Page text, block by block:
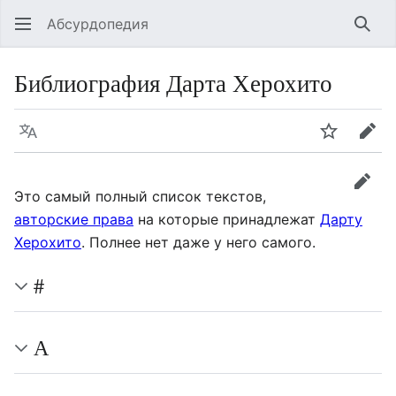
Абсурдопедия
Библиография Дарта Херохито
Язык
Это самый полный список текстов,
авторские права на которые принадлежат Дарту
Херохито. Полнее нет даже у него самого.
#
А